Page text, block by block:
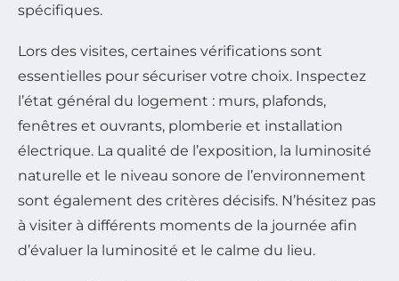
spécifiques.
Lors des visites, certaines vérifications sont
essentielles pour sécuriser votre choix. Inspectez
l’état général du logement : murs, plafonds,
fenêtres et ouvrants, plomberie et installation
électrique. La qualité de l’exposition, la luminosité
naturelle et le niveau sonore de l’environnement
sont également des critères décisifs. N’hésitez pas
à visiter à différents moments de la journée afin
d’évaluer la luminosité et le calme du lieu.